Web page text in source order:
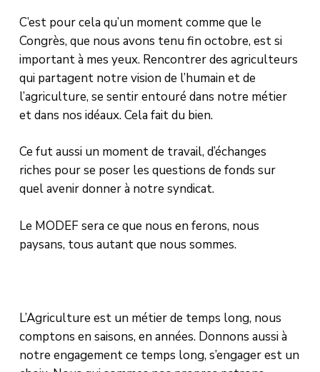
C’est pour cela qu’un moment comme que le
Congrès, que nous avons tenu fin octobre, est si
important à mes yeux. Rencontrer des agriculteurs
qui partagent notre vision de l’humain et de
l’agriculture, se sentir entouré dans notre métier
et dans nos idéaux. Cela fait du bien.
Ce fut aussi un moment de travail, d’échanges
riches pour se poser les questions de fonds sur
quel avenir donner à notre syndicat.
Le MODEF sera ce que nous en ferons, nous
paysans, tous autant que nous sommes.
L’Agriculture est un métier de temps long, nous
comptons en saisons, en années. Donnons aussi à
notre engagement ce temps long, s’engager est un